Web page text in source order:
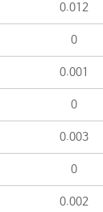
0.012
0
0.001
0
0.003
0
0.002